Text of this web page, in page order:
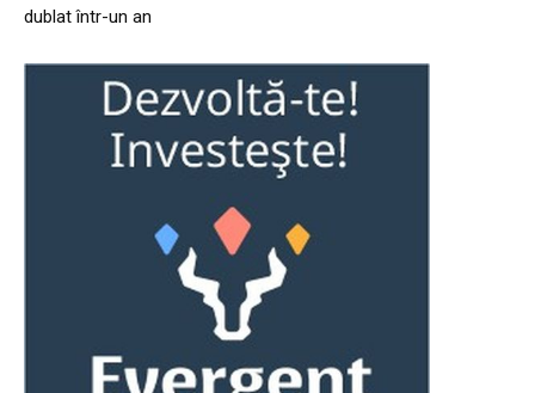
dublat într-un an